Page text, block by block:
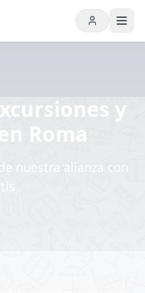
y
Roma
nuestra alianza con